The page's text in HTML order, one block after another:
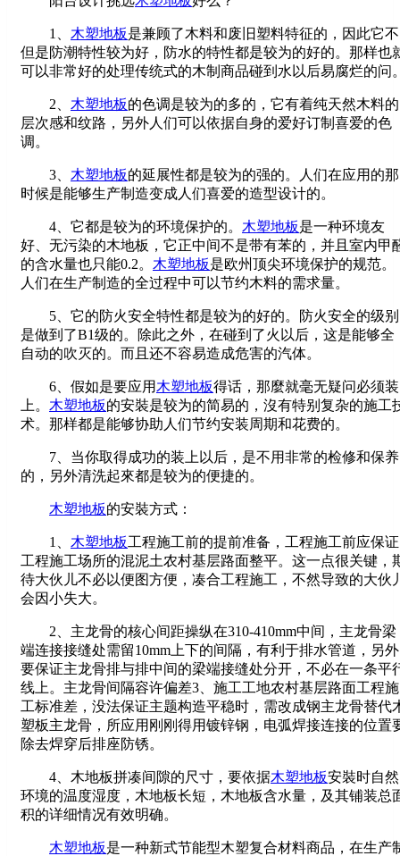
1、 木塑地板是兼顾了木料和废旧塑料特征的，因此它不
但是防潮特性较为好，防水的特性都是较为的好的。那样也
可以非常好的处理传统式的木制商品碰到水以后易腐烂的问
2、 木塑地板的色调是较为的多的，它有着纯天然木料的
层次感和纹路，另外人们可以依据自身的爱好订制喜爱的色
调。
3、 木塑地板的延展性都是较为的强的。人们在应用的那
时候是能够生产制造变成人们喜爱的造型设计的。
4、它都是较为的环境保护的。 木塑地板是一种环境友
好、无污染的木地板，它正中间不是带有苯的，并且室内甲
的含水量也只能0.2。 木塑地板是欧州顶尖环境保护的规范。
人们在生产制造的全过程中可以节约木料的需求量。
5、它的防火安全特性都是较为的好的。防火安全的级别
是做到了B1级的。除此之外，在碰到了火以后，这是能够全
自动的吹灭的。而且还不容易造成危害的汽体。
6、假如是要应用 木塑地板得话，那麼就毫无疑问必须装
上。 木塑地板的安裝是较为的简易的，沒有特别复杂的施工
术。那样都是能够协助人们节约安装周期和花费的。
7、当你取得成功的装上以后，是不用非常的检修和保养
的，另外清洗起來都是较为的便捷的。
木塑地板的安裝方式：
1、 木塑地板工程施工前的提前准备，工程施工前应保证
工程施工场所的混泥土农村基层路面整平。这一点很关键，
待大伙儿不必以便图方便，凑合工程施工，不然导致的大伙
会因小失大。
2、主龙骨的核心间距操纵在310-410mm中间，主龙骨梁
端连接接缝处需留10mm上下的间隔，有利于排水管道，另外
要保证主龙骨排与排中间的梁端接缝处分开，不必在一条平
线上。主龙骨间隔容许偏差3、施工工地农村基层路面工程施
工标准差，没法保证主题构造平稳时，需改成钢主龙骨替代
塑板主龙骨，所应用刚刚得用镀锌钢，电弧焊接连接的位置
除去焊穿后排座防锈。
4、木地板拼凑间隙的尺寸，要依据木塑地板安裝时自然
环境的温度湿度，木地板长短，木地板含水量，及其铺装总
积的详细情况有效明确。
木塑地板是一种新式节能型木塑复合材料商品，在生产